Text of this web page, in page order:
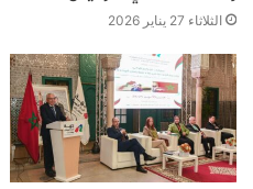
الثلاثاء 27 يناير 2026